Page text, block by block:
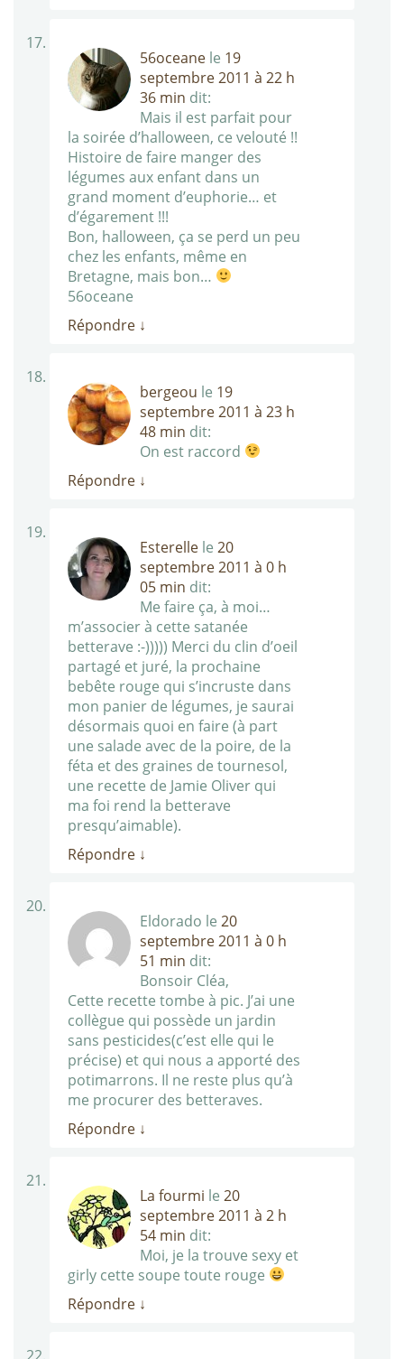
56oceane le 19
septembre 2011 à 22 h
36 min dit:
Mais il est parfait pour
la soirée d’halloween, ce velouté !!
Histoire de faire manger des
légumes aux enfant dans un
grand moment d’euphorie… et
d’égarement !!!
Bon, halloween, ça se perd un peu
chez les enfants, même en
Bretagne, mais bon…
56oceane
Répondre ↓
bergeou le 19
septembre 2011 à 23 h
48 min dit:
On est raccord
Répondre ↓
Esterelle le 20
septembre 2011 à 0 h
05 min dit:
Me faire ça, à moi…
m’associer à cette satanée
betterave :-))))) Merci du clin d’oeil
partagé et juré, la prochaine
bebête rouge qui s’incruste dans
mon panier de légumes, je saurai
désormais quoi en faire (à part
une salade avec de la poire, de la
féta et des graines de tournesol,
une recette de Jamie Oliver qui
ma foi rend la betterave
presqu’aimable).
Répondre ↓
Eldorado le 20
septembre 2011 à 0 h
51 min dit:
Bonsoir Cléa,
Cette recette tombe à pic. J’ai une
collègue qui possède un jardin
sans pesticides(c’est elle qui le
précise) et qui nous a apporté des
potimarrons. Il ne reste plus qu’à
me procurer des betteraves.
Répondre ↓
La fourmi le 20
septembre 2011 à 2 h
54 min dit:
Moi, je la trouve sexy et
girly cette soupe toute rouge
Répondre ↓